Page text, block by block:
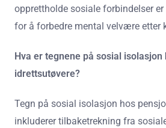
opprettholde sosiale forbindelser
for å forbedre mental velvære etter
Hva er tegnene på sosial
idrettsutøvere?
Tegn på sosial isolasjon hos
inkluderer tilbaketrekning fra